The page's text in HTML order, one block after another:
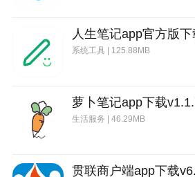
系统工具 | 125.88MB
生活服务 | 46.29MB